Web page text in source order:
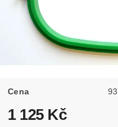
Cena
1 125 Kč